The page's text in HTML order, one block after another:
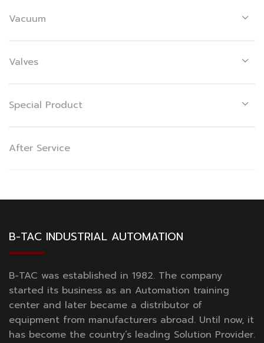
Vacuum
Valves
Special Product
After Service
B-TAC INDUSTRIAL AUTOMATION
B-TAC was established in 1982. The company
started its business as an Automation training
center and later became a distributor of
equipment from manufacturers abroad. Until now, it
has become the country’s leading Solution Provider.